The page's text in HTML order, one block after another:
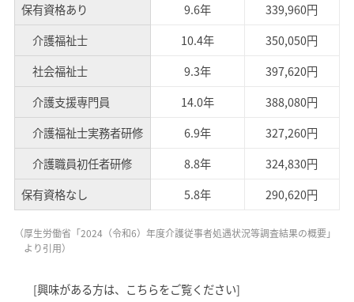
保有資格あり 9.6年
339,960円
介護福祉士
10.4年
350,050円
社会福祉士
9.3年
397,620円
介護支援専門員
14.0年
388,080円
介護福祉士実務者研修
6.9年
327,260円
介護職員初任者研修
8.8年
324,830円
保有資格なし
5.8年 290,620円
（厚生労働省「2024（令和6）年度介護従事者処遇状況等調査結果の概要」
より引用）
[興味がある方は、こちらをご覧ください]